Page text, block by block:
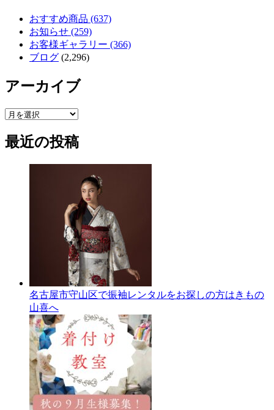
おすすめ商品 (637)
お知らせ (259)
お客様ギャラリー (366)
ブログ (2,296)
アーカイブ
ア
カ
イ
最近の投稿
名古屋市守山区で振袖レンタルをお探しの方はきもの
山喜へ